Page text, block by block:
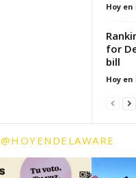
Hoy
for
bill
Hoy
@HOYENDELAWARE